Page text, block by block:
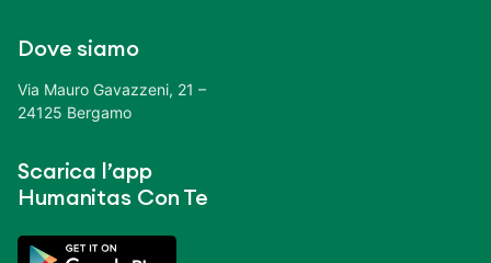
Dove siamo
Via Mauro Gavazzeni, 21 –
24125 Bergamo
Scarica l’app
Humanitas Con Te